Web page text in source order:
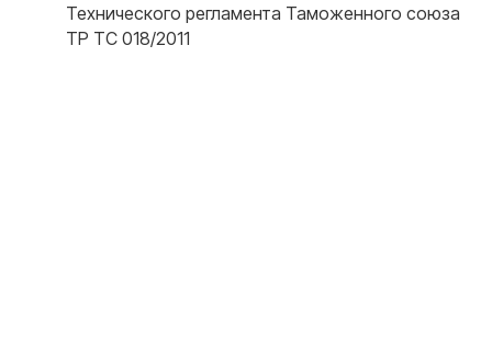
Технического регламента Таможенного союза
ТР ТС 018/2011